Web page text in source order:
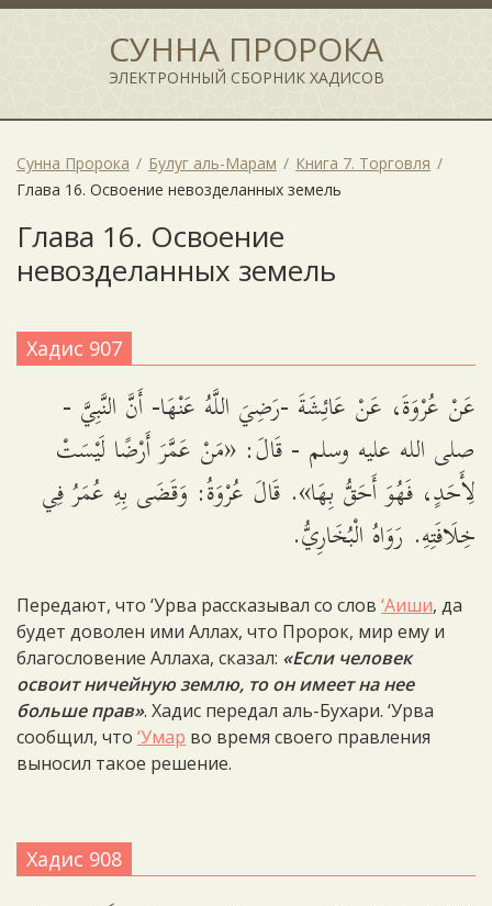
СУННА ПРОРОКА
ЭЛЕКТРОННЫЙ СБОРНИК ХАДИСОВ
Сунна Пророка Булуг аль-Марам
Книга 7. Торговля
Глава 16. Освоение невозделанных земель
Глава 16. Освоение
невозделанных земель
Хадис 907
عَنْ عُرْوَةَ، عَنْ عَائِشَةَ -رَضِيَ اللَّهُ عَنْهَا- أَنَّ النَّبِيَّ -
صلى الله عليه وسلم - قَالَ: «مَنْ عَمَّرَ أَرْضًا لَيْسَتْ
لِأَحَدٍ، فَهُوَ أَحَقُّ بِهَا». قَالَ عُرْوَةُ: وَقَضَى بِهِ عُمَرُ فِي
خِلَافَتِهِ. رَوَاهُ الْبُخَارِيُّ.
Передают, что ‘Урва рассказывал со слов ‘Аиши, да
будет доволен ими Аллах, что Пророк, мир ему и
благословение Аллаха, сказал: «Если человек
освоит ничейную землю, то он имеет на нее
больше прав». Хадис передал аль-Бухари. ‘Урва
сообщил, что ‘Умар во время своего правления
выносил такое решение.
Хадис 908